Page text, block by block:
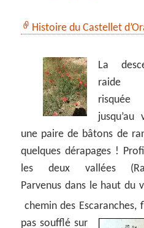
Histoire du Castellet
La
raide
risquée
une paire de bâtons de
quelques dérapages !
les deux vallées
Parvenus dans le haut du
chemin des
pas soufflé sur